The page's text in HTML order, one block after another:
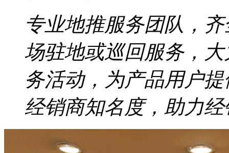
专业地推服务团队，
场驻地或巡回服务，
务活动，为产品用户
经销商知名度，助力